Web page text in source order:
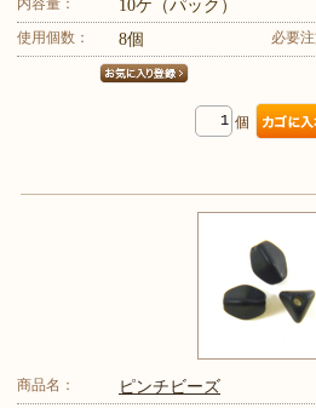
内容量： 10ケ（パック）
使用個数： 8個 必要注
個
商品名： ピンチビーズ